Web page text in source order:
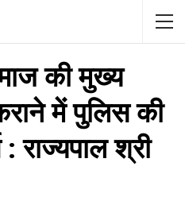
की मुख्य
में पुलिस की
राज्यपाल श्री